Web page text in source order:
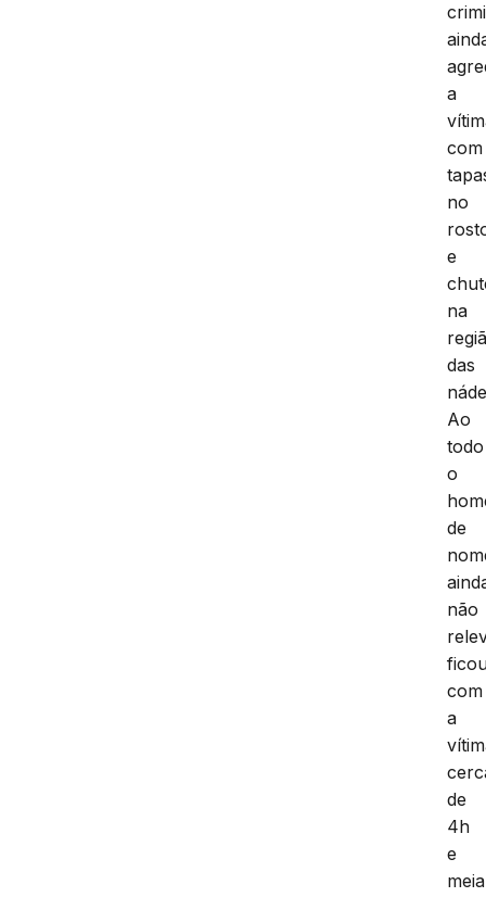
a
com
no
e
na
das
Ao
todo
o
de
não
com
a
de
4h
e